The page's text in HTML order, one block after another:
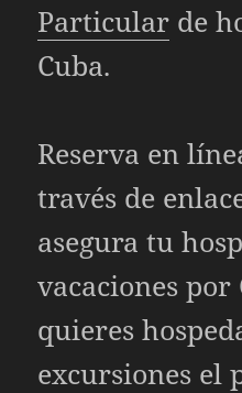
Particular de
Cuba.
Reserva en
través de
asegura tu
vacaciones por
quieres
excursiones el